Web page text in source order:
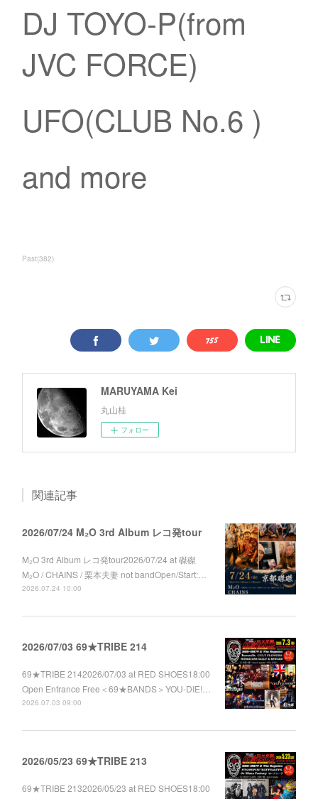
DJ TOYO-P(from
JVC FORCE)
UFO(CLUB No.6 )
and more
Past(382)
MARUYAMA Kei
丸山桂
フォロー
関連記事
2026/07/24 M₂O 3rd Album レコ発tour
M₂O 3rd Album レコ発tour2026/07/24 at 磔磔
M₂O / CHAINS / 栗本夫妻 not bandOpen/Start:…
2026.07.24 10:00
2026/07/03 69★TRIBE 214
69★TRIBE 2142026/07/03 at RED SHOES18:00
Open Entrance Free＜69★BANDS＞YOU-DIE!…
2026.07.03 09:00
2026/05/23 69★TRIBE 213
69★TRIBE 2132026/05/23 at RED SHOES18:00